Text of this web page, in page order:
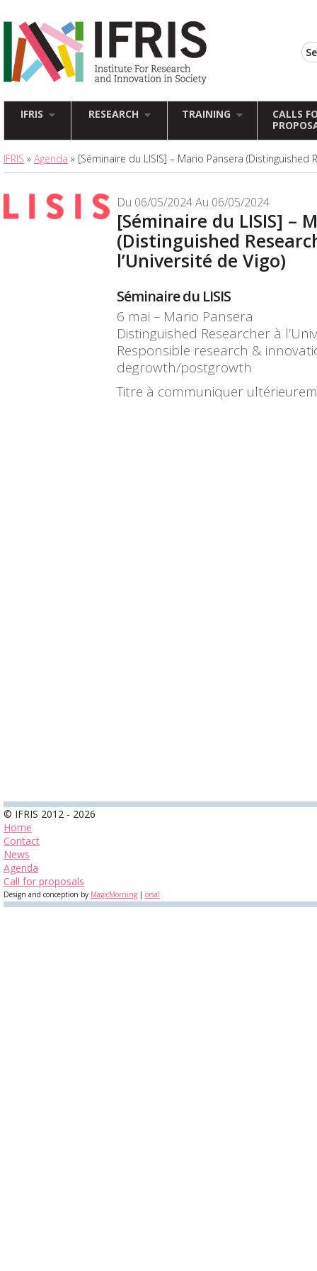
IFRIS RESEARCH TRAINING
CALLS
IFRIS » Agenda » [Séminaire du LISIS] – Mario Pansera (Distinguished
Du 06/05/2024 Au 06/05/2024
[Séminaire du LISIS] –
(Distinguished
l’Université de Vigo)
Séminaire du LISIS
6 mai – Mario Pansera
Distinguished Researcher à
Responsible research &
degrowth/postgrowth
Titre à communiquer
© IFRIS 2012 - 2026
Home
Contact
News
Agenda
Call for proposals
Design and conception by MagicMorning | orsal